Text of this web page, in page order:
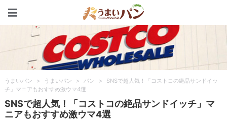
うまいパン > うまいパン > パン >
SNSで超人気！「コストコの絶品サンドイッ
チ」マニアもおすすめ激ウマ4選
SNSで超人気！「コストコの絶品サンドイッチ」マ
ニアもおすすめ激ウマ4選